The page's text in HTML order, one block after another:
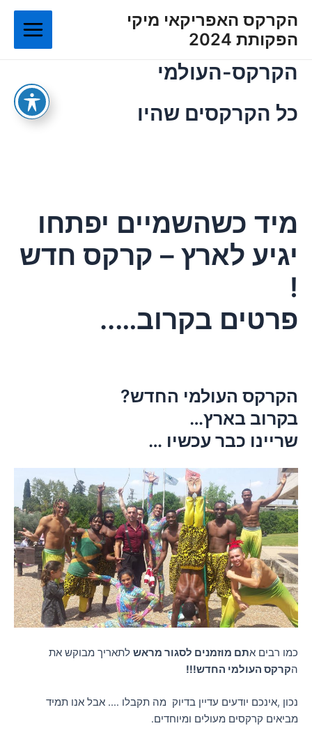
לתוכןהקרקס האפריקאי מיקי
הפקותת 2024
Main
Menu
הקרקס-העולמי
כל הקרקסים שהיו
מיד כשהשמיים יפתחו
יגיע לארץ – קרקס חדש
!
פרטים בקרוב…..
הקרקס העולמי החדש?
בקרוב בארץ…
שריינו כבר עכשיו …
כמו רבים אתם מוזמנים לסגור מראש לתאריך מבוקש את
הקרקס העולמי החדש!!!
נכון ,אינכם יודעים עדיין בדיוק מה תקבלו …. אבל אנו תמיד
מביאים קרקסים מעולים ומיוחדים.